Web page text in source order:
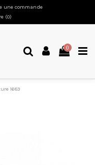
une commande
(0)
0
1683